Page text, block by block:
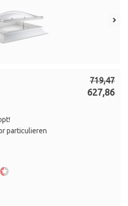
719,47
627,86
particulieren